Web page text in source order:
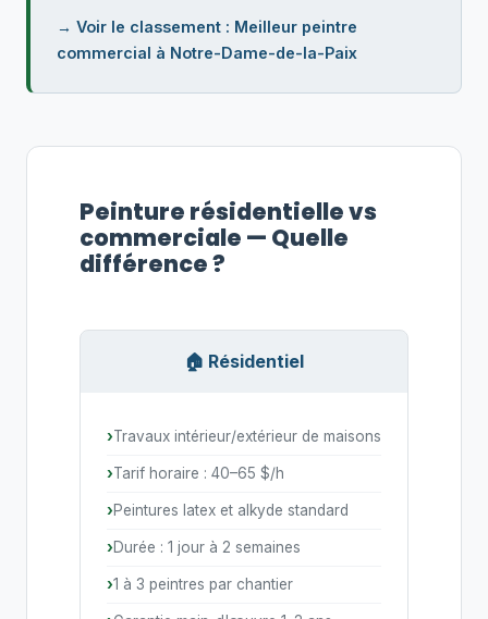
→ Voir le classement : Meilleur peintre
commercial à Notre-Dame-de-la-Paix
Peinture résidentielle vs
commerciale — Quelle
différence ?
🏠 Résidentiel
Travaux intérieur/extérieur de maisons
Tarif horaire : 40–65 $/h
Peintures latex et alkyde standard
Durée : 1 jour à 2 semaines
1 à 3 peintres par chantier